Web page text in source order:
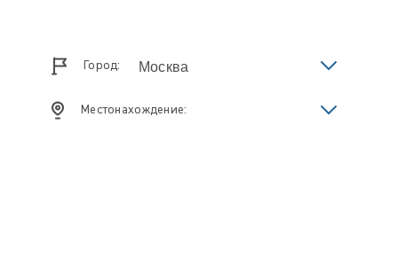
Город:
Местонахождение: